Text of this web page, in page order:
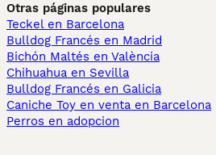
Otras páginas populares
Teckel en Barcelona
Bulldog Francés en Madrid
Bichón Maltés en València
Chihuahua en Sevilla
Bulldog Francés en Galicia
Caniche Toy en venta en Barcelona
Perros en adopcion